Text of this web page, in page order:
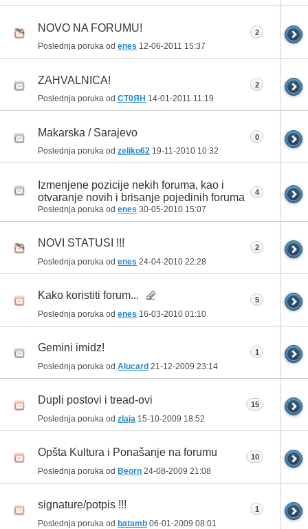
NOVO NA FORUMU!
Poslednja poruka od enes 12-06-2011 15:37
2
ZAHVALNICA!
Poslednja poruka od CT0ЯH 14-01-2011 11:19
2
Makarska / Sarajevo
Poslednja poruka od zeljko62 19-11-2010 10:32
0
Izmenjene pozicije nekih foruma, kao i
otvaranje novih i brisanje pojedinih foruma
Poslednja poruka od enes 30-05-2010 15:07
4
NOVI STATUSI !!!
Poslednja poruka od enes 24-04-2010 22:28
2
Kako koristiti forum...
Poslednja poruka od enes 16-03-2010 01:10
5
Gemini imidz!
Poslednja poruka od Alucard 21-12-2009 23:14
1
Dupli postovi i tread-ovi
Poslednja poruka od zlaja 15-10-2009 18:52
15
Opšta Kultura i Ponašanje na forumu
Poslednja poruka od Beorn 24-08-2009 21:08
10
signature/potpis !!!
Poslednja poruka od batamb 06-01-2009 08:01
1